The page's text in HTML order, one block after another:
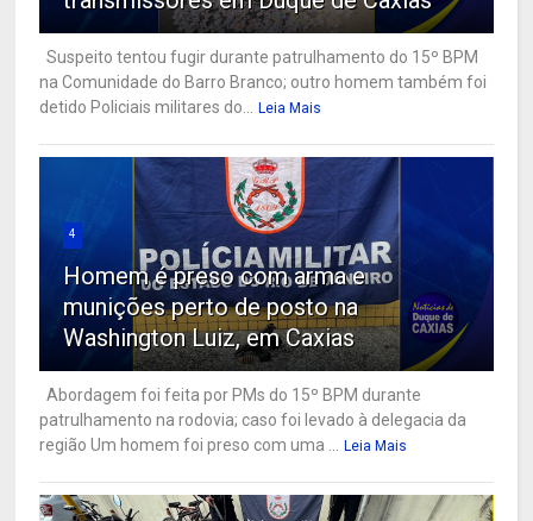
Suspeito tentou fugir durante patrulhamento do 15º BPM
na Comunidade do Barro Branco; outro homem também foi
detido Policiais militares do... Leia Mais
4
Homem é preso com arma e
munições perto de posto na
Washington Luiz, em Caxias
Abordagem foi feita por PMs do 15º BPM durante
patrulhamento na rodovia; caso foi levado à delegacia da
região Um homem foi preso com uma ... Leia Mais